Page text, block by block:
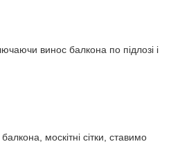
винос балкона по підлозі і
москітні сітки, ставимо